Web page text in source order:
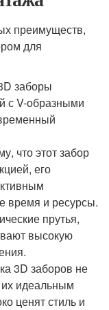
преимуществ,
для
заборы
с V-образными
что этот забор
его
время и ресурсы.
прутья,
высокую
3D заборов не
их идеальным
ценят стиль и